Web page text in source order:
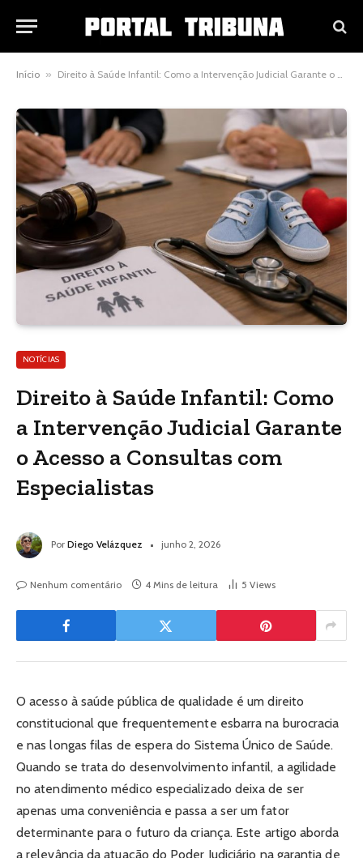
Início » Direito à Saúde Infantil: Como a Intervenção Judicial Garante o Acesso a Consultas com Especialistas
NOTÍCIAS
Direito à Saúde Infantil: Como
a Intervenção Judicial Garante
o Acesso a Consultas com
Especialistas
Por Diego Velázquez junho 2, 2026
Nenhum comentário 4 Mins de leitura 5 Views
O acesso à saúde pública de qualidade é um direito
constitucional que frequentemente esbarra na burocracia
e nas longas filas de espera do Sistema Único de Saúde.
Quando se trata do desenvolvimento infantil, a agilidade
no atendimento médico especializado deixa de ser
apenas uma conveniência e passa a ser um fator
determinante para o futuro da criança. Este artigo aborda
a relevância da atuação do Poder Judiciário na garantia de